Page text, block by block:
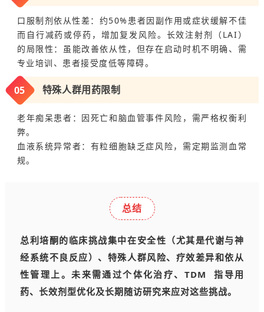
口服制剂依从性差：约50%患者因副作用或症状缓解不佳
而自行减药或停药，增加复发风险。长效注射剂（LAI）
的局限性：虽能改善依从性，但存在启动时机不明确、需
专业培训、患者接受度低等障碍。
05 特殊人群用药限制
老年痴呆患者：因死亡和脑血管事件风险，需严格权衡利
弊。
血液系统异常者：有粒细胞缺乏症风险，需定期监测血常
规。
总结
总利培酮的临床挑战集中在安全性（尤其是代谢与神
经系统不良反应）、特殊人群风险、疗效差异和依从
性管理上。未来需通过个体化治疗、 TDM
指导用
药、长效剂型优化及长期随访研究来应对这些挑战。